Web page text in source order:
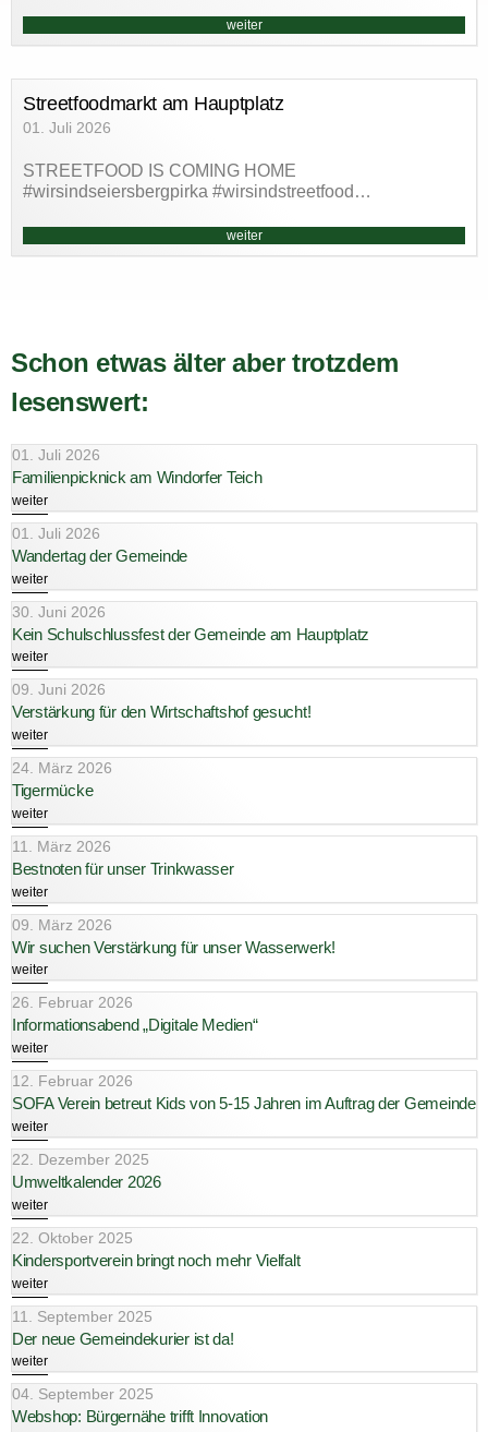
weiter
Streetfoodmarkt am Hauptplatz
01. Juli 2026
STREETFOOD IS COMING HOME
#wirsindseiersbergpirka #wirsindstreetfood…
weiter
Schon etwas älter aber trotzdem
lesenswert:
01. Juli 2026
Familienpicknick am Windorfer Teich
weiter
01. Juli 2026
Wandertag der Gemeinde
weiter
30. Juni 2026
Kein Schulschlussfest der Gemeinde am Hauptplatz
weiter
09. Juni 2026
Verstärkung für den Wirtschaftshof gesucht!
weiter
24. März 2026
Tigermücke
weiter
11. März 2026
Bestnoten für unser Trinkwasser
weiter
09. März 2026
Wir suchen Verstärkung für unser Wasserwerk!
weiter
26. Februar 2026
Informationsabend „Digitale Medien“
weiter
12. Februar 2026
SOFA Verein betreut Kids von 5-15 Jahren im Auftrag der Gemeinde
weiter
22. Dezember 2025
Umweltkalender 2026
weiter
22. Oktober 2025
Kindersportverein bringt noch mehr Vielfalt
weiter
11. September 2025
Der neue Gemeindekurier ist da!
weiter
04. September 2025
Webshop: Bürgernähe trifft Innovation